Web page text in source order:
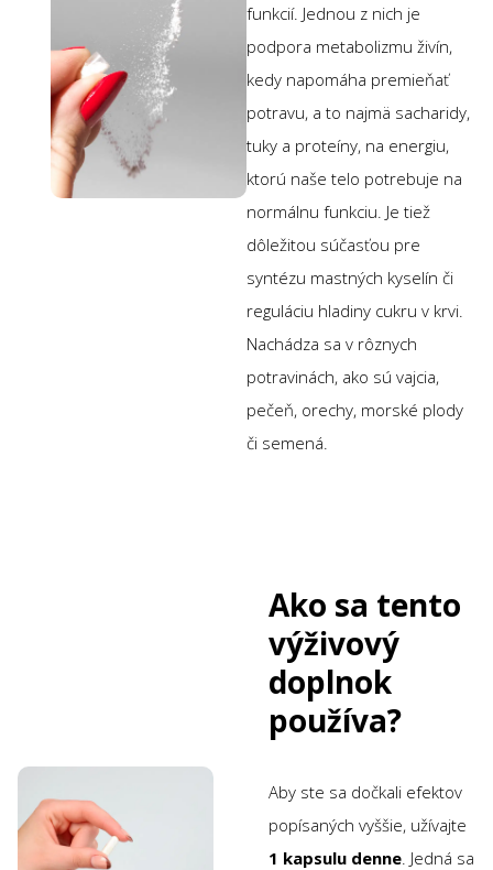
funkcií. Jednou z nich je
podpora metabolizmu živín,
kedy napomáha premieňať
potravu, a to najmä sacharidy,
tuky a proteíny, na energiu,
ktorú naše telo potrebuje na
normálnu funkciu. Je tiež
dôležitou súčasťou pre
syntézu mastných kyselín či
reguláciu hladiny cukru v krvi.
Nachádza sa v rôznych
potravinách, ako sú vajcia,
pečeň, orechy, morské plody
či semená.
Ako sa tento
výživový
doplnok
používa?
Aby ste sa dočkali efektov
popísaných vyššie, užívajte
1 kapsulu denne . Jedná sa